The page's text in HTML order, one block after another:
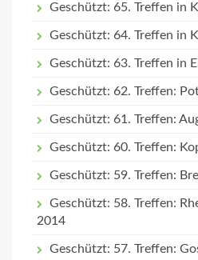
Geschützt: 65. Treffen in
Geschützt: 64. Treffen in
Geschützt: 63. Treffen in
Geschützt: 62. Treffen:
Geschützt: 61. Treffen:
Geschützt: 60. Treffen:
Geschützt: 59. Treffen:
Geschützt: 58. Treffen:
2014
Geschützt: 57. Treffen: